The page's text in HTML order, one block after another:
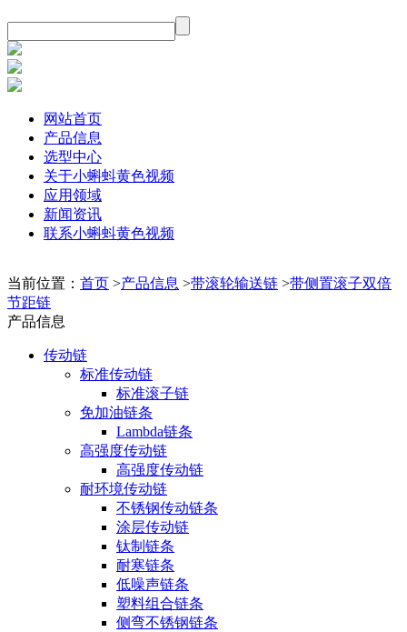
网站首页
产品信息
选型中心
关于小蝌蚪黄色视频
应用领域
新闻资讯
联系小蝌蚪黄色视频
当前位置： 首页 >产品信息 >带滚轮输送链 >带侧置滚子双倍
节距链
产品信息
传动链
标准传动链
标准滚子链
免加油链条
Lambda链条
高强度传动链
高强度传动链
耐环境传动链
不锈钢传动链条
涂层传动链
钛制链条
耐寒链条
低噪声链条
塑料组合链条
侧弯不锈钢链条